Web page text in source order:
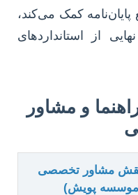
پایان‌نامه کمک می‌کند،
از استانداردهای
و مشاور
مشاور تخصصی
پویش)